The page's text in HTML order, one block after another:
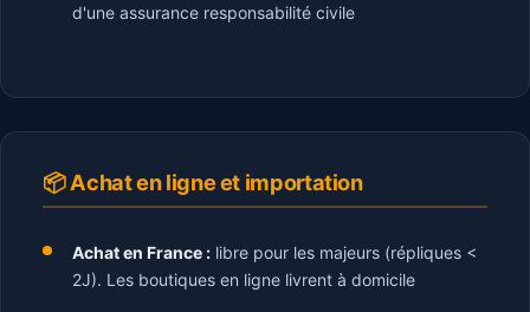
d'une assurance responsabilité civile
📦 Achat en ligne et importation
Achat en France : libre pour les majeurs (répliques <
2J). Les boutiques en ligne livrent à domicile